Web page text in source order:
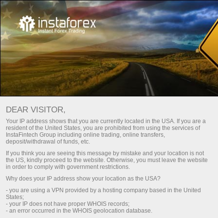
Principaux documents
Principaux documents
Cette page présente les principaux documents
régissant les relations entre la société
InstaTrade et le client. Il est recommandé de lire
très attentivement tous les documents
présentés dans cette section. Grâce aux
informations fournies dans les documents, vous
pouvez comprendre les principes
fondamentaux du travail, ainsi que les droits et
DEAR VISITOR,
Your IP address shows that you are currently located in the USA. If you are a
resident of the United States, you are prohibited from using the services of
InstaFintech Group including online trading, online transfers,
deposit/withdrawal of funds, etc.
If you think you are seeing this message by mistake and your location is not
the US, kindly proceed to the website. Otherwise, you must leave the website
in order to comply with government restrictions.
Why does your IP address show your location as the USA?
- you are using a VPN provided by a hosting company based in the United
States;
- your IP does not have proper WHOIS records;
- an error occurred in the WHOIS geolocation database.